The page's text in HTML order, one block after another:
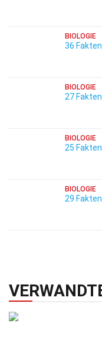
BIOLOGIE
36
BIOLOGIE
27
BIOLOGIE
25
BIOLOGIE
29